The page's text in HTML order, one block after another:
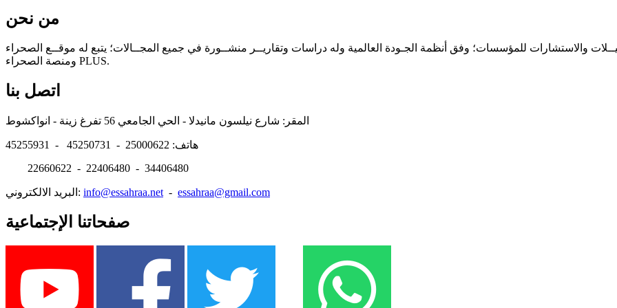
من نحن
والاستشارات للمؤسسات؛ وفق أنظمة الجـودة العالمية وله دراسات وتقاريــر منشــورة في جميع المجــالات؛ يتبع له موقــع الصحراء
ومنصة الصحراء PLUS.
اتصل بنا
هاتف: 25000622 - 45250731 - 45255931
22660622 - 22406480 - 34406480
البريد الالكتروني: info@essahraa.net - essahraa@gmail.com
صفحاتنا الإجتماعية